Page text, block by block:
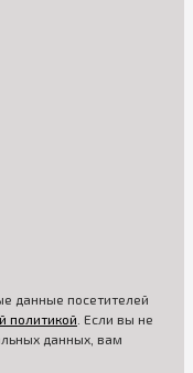
данные посетителей
политикой . Если вы не
данных, вам